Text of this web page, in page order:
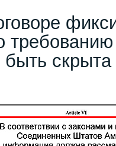
скрыта